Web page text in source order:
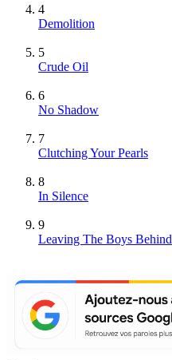
4
Demolition
5
Crude Oil
6
No Shadow
7
Clutching Your Pearls
8
In Silence
9
Leaving The Boys Behind